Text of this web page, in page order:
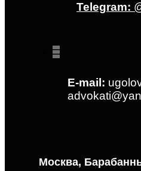
Telegram:
E-mail:
Москва,